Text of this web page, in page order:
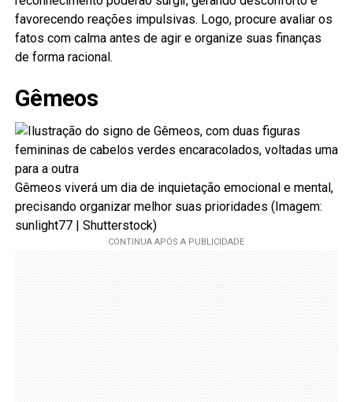
favorecendo reações impulsivas. Logo, procure avaliar os
fatos com calma antes de agir e organize suas finanças
de forma racional.
Gêmeos
Gêmeos viverá um dia de inquietação emocional e mental,
precisando organizar melhor suas prioridades (Imagem:
sunlight77 | Shutterstock)